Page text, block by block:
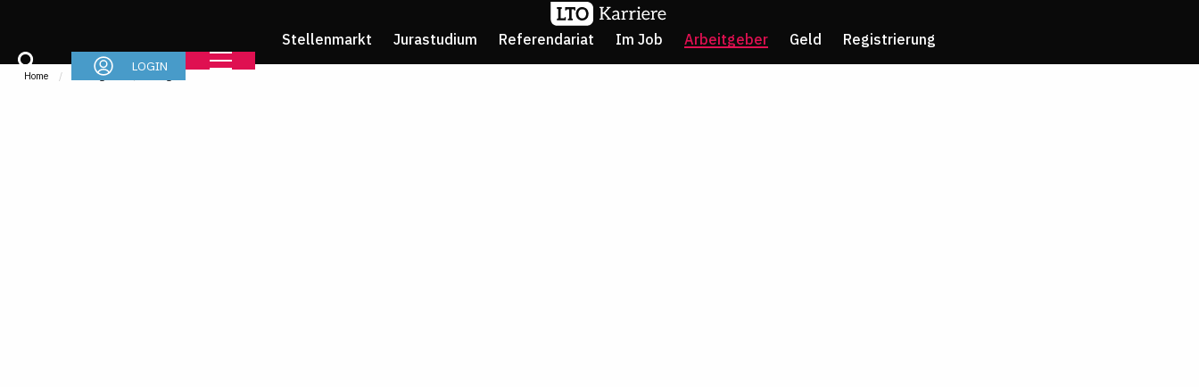
Stellenmarkt Jurastudium Referendariat Im Job Arbeitgeber Geld Registrierung
LOGIN
Home Arbeitgeber